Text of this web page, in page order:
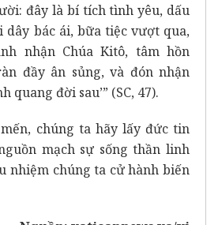
đây là bí tích tình yêu, dấu
dây bác ái, bữa tiệc vượt qua,
nhận Chúa Kitô, tâm hồn
đầy ân sủng, và đón nhận
quang đời sau’” (SC, 47).
chúng ta hãy lấy đức tin
mạch sự sống thần linh
nhiệm chúng ta cử hành biến